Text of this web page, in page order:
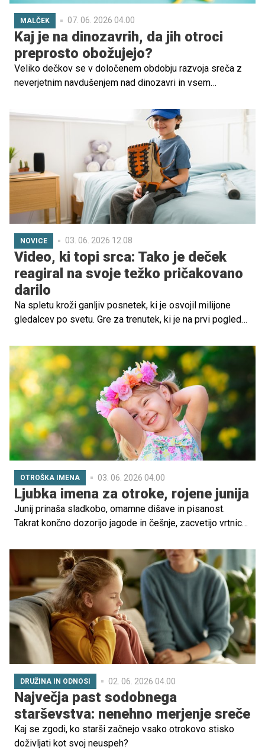
MALČEK 07. 06. 2026 04.00
Kaj je na dinozavrih, da jih otroci
preprosto obožujejo?
Veliko dečkov se v določenem obdobju razvoja sreča z
neverjetnim navdušenjem nad dinozavri in vsem
peresnicah, skodelicah, celo posteljnini – to ni v tem
obdobju nič nenavadnega. So tudi vaš dom preplavili
dinozavri? Psihologi so tej nedolžni obsesiji posvetili že
kar nekaj raziskav in pozornosti, saj se 'dinoobdobje'
pojavi pri mnogih otrocih. Predstavljamo vam njihove
ugotovitve.
NOVICE 03. 06. 2026 12.08
Video, ki topi srca: Tako je deček
reagiral na svoje težko pričakovano
darilo
Na spletu kroži ganljiv posnetek, ki je osvojil milijone
gledalcev po svetu. Gre za trenutek, ki je na prvi pogled
ljubezni, družini in drobnih stvareh, ki pomenijo največ.
OTROŠKA IMENA 03. 06. 2026 04.00
Ljubka imena za otroke, rojene junija
Junij prinaša sladkobo, omamne dišave in pisanost.
Takrat končno dozorijo jagode in češnje, zacvetijo vrtnice,
noči so kratke in tople. Numerološko gledano je šesti
mesec v letu poklon ljubezni, povezovanju, družini in
razmerjem. Skratka, časti vse lepo, kar nas obdaja in tudi
junijski otroci so pravi mali sončki. Preverite, kakšna
imena zanje predlaga numerologinja Lili Sorum.
DRUŽINA IN ODNOSI 02. 06. 2026 04.00
Največja past sodobnega
starševstva: nenehno merjenje sreče
Kaj se zgodi, ko starši začnejo vsako otrokovo stisko
doživljati kot svoj neuspeh?